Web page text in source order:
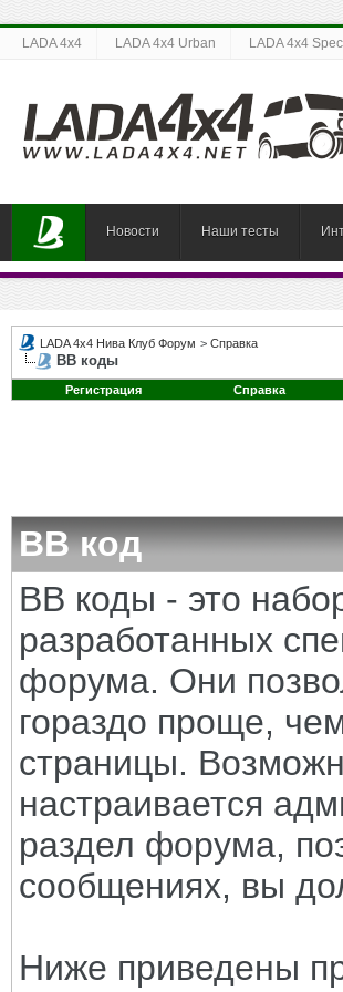
LADA 4x4 LADA 4x4 Urban LADA 4x4
Новости Наши тесты
LADA 4x4 Нива Клуб Форум > Справка
BB коды
Регистрация Справка
BB код
BB коды - это
разработанных
форума. Они
гораздо проще,
страницы.
настраивается
раздел форума,
сообщениях, вы
Ниже приведены